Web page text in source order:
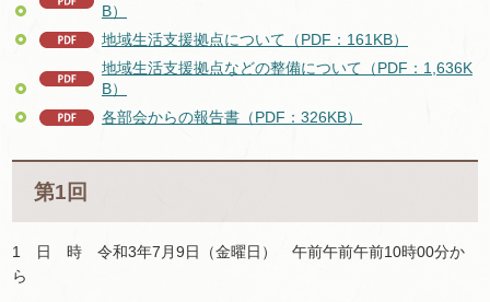
B）
地域生活支援拠点について（PDF：161KB）
地域生活支援拠点などの整備について（PDF：1,636K
B）
各部会からの報告書（PDF：326KB）
第1回
1 日 時 令和3年7月9日（金曜日） 午前午前午前10時00分か
ら